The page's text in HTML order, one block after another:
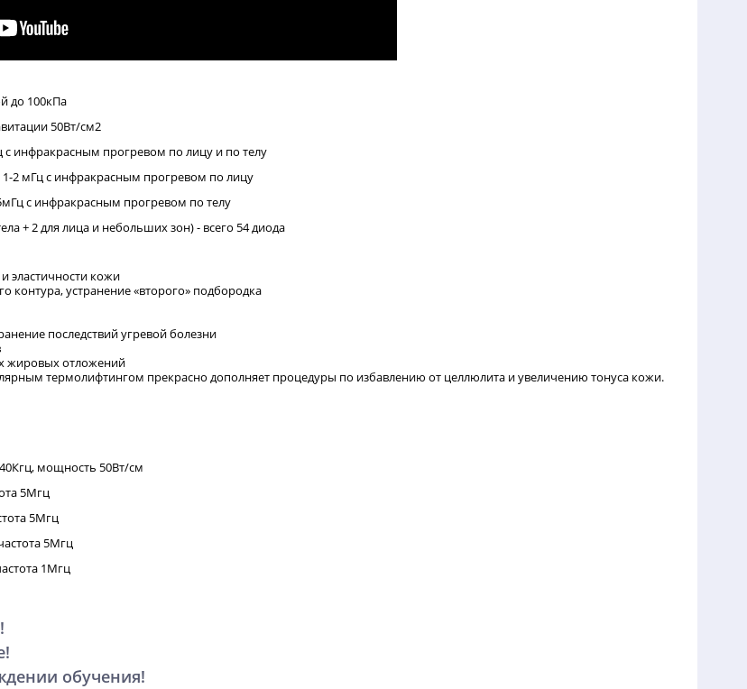
до 100кПа
50Вт/см2
с инфракрасным прогревом по лицу и по телу
2 мГц с инфракрасным прогревом по лицу
с инфракрасным прогревом по телу
+ 2 для лица и небольших зон) - всего 54 диода
эластичности кожи
контура, устранение «второго» подбородка
последствий угревой болезни
жировых отложений
термолифтингом прекрасно дополняет процедуры по избавлению от целлюлита и увеличению тонуса кожи.
мощность 50Вт/см
5Мгц
5Мгц
5Мгц
1Мгц
обучения!